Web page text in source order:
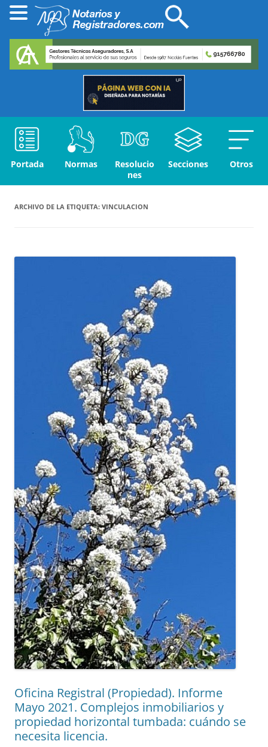
Portada Normas
Resolucio
nes
Secciones Otros
ARCHIVO DE LA ETIQUETA: VINCULACION
Oficina Registral (Propiedad). Informe
Mayo 2021. Complejos inmobiliarios y
propiedad horizontal tumbada: cuándo se
necesita licencia.